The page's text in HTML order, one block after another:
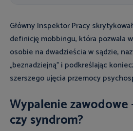
Główny Inspektor Pracy
definicję mobbingu, która pozwala
osobie na dwadzieścia w sądzie,
„beznadziejną” i podkreślając
szerszego ujęcia przemocy
Wypalenie zawodowe
czy syndrom?